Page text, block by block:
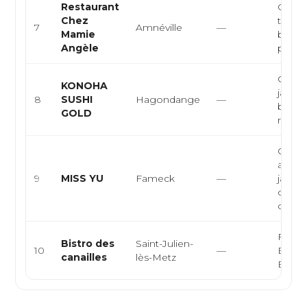
7
Restaurant
Chez
Mamie
Angèle
Amnéville —
pla...
8
KONOHA
SUSHI
GOLD
Hagondange —
bar,
rapide
9 MISS YU Fameck —
10
Bistro des
canailles
Saint-Julien-
lès-Metz
—